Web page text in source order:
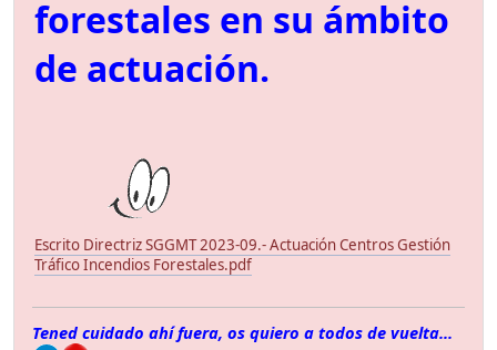
forestales en su ámbito
de actuación.
Escrito Directriz SGGMT 2023-09.- Actuación Centros Gestión
Tráfico Incendios Forestales.pdf
Tened cuidado ahí fuera, os quiero a todos de vuelta...